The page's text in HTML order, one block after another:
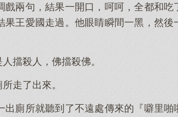
兩句，結果一開口，呵呵，全都和吃
王愛國走過。他眼睛瞬間一黑，然後
擋殺人，佛擋殺佛。
走了出來。
廁所就聽到了不遠處傳來的『噼里啪